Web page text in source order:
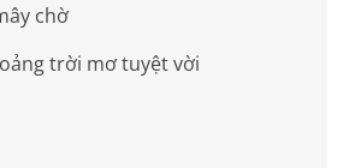
chờ
trời mơ tuyệt vời